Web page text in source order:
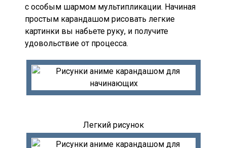
с особым шармом мультипликации. Начиная
простым карандашом рисовать легкие
картинки вы набьете руку, и получите
удовольствие от процесса.
Легкий рисунок